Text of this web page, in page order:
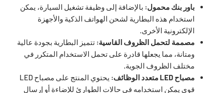
باور بنك محمول: بالإضافة إلى وظيفة تشغيل السيارة، يمكن
استخدام هذه البطارية لشحن الهواتف الذكية والأجهزة
الإلكترونية الأخرى.
مصممة لتحمل الظروف القاسية: تتميز البطارية بجودة عالية
ومتانة، مما يجعلها قادرة على تحمل الاستخدام المتكرر في
مختلف الظروف الجوية.
مصباح LED متعدد الوظائف:
يحتوي المنتج على مصباح LED
قوي يمكن استخدامه في حالات الطوارئ للإضاءة أو إرسال